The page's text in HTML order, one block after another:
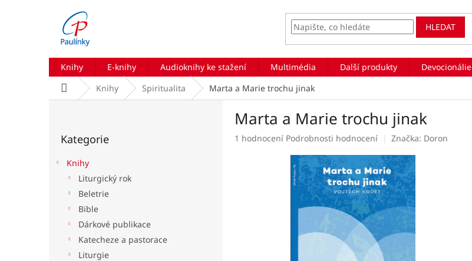
HLEDAT
Knihy E-knihy Audioknihy ke stažení Multimédia Další produkty Devocionálie
Domů Knihy Spiritualita Marta a Marie trochu jinak
kategorie
Kategorie
Knihy
Liturgický rok
Beletrie
Bible
Dárkové publikace
Katecheze a pastorace
Liturgie
Marta a Marie trochu jinak
Průměrné
1 hodnocení Podrobnosti hodnocení Značka: Doron